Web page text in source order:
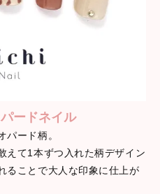
ードネイル
パード柄。
えて1本ずつ入れた柄デザイン
ることで大人な印象に仕上が